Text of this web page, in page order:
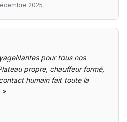
2025
pour tous nos
propre, chauffeur formé,
humain fait toute la
»